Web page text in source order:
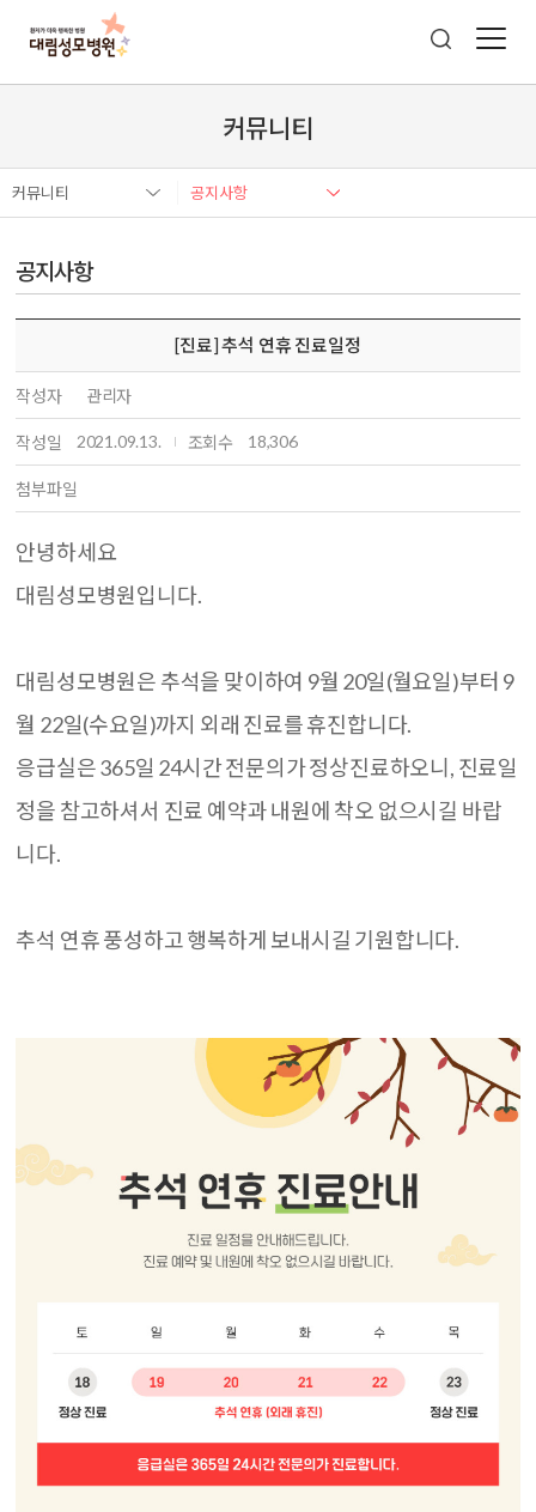
커뮤니티
커뮤니티 공지사항
공지사항
[진료] 추석 연휴 진료일정
작성자 관리자
작성일 2021.09.13. 조회수 18,306
첨부파일
안녕하세요
대림성모병원입니다.
대림성모병원은 추석을 맞이하여 9월 20일(월요일)부터 9
월 22일(수요일)까지 외래 진료를 휴진합니다.
응급실은 365일 24시간 전문의가 정상진료하오니, 진료일
정을 참고하셔서 진료 예약과 내원에 착오 없으시길 바랍
니다.
추석 연휴 풍성하고 행복하게 보내시길 기원합니다.